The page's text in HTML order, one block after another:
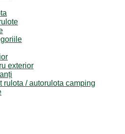
exterior
rulota / autorulota camping